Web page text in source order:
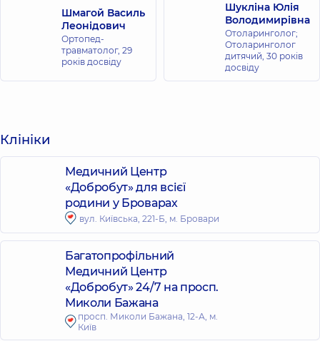
Шмагой Василь
Леонідович
Ортопед-
травматолог, 29
років досвіду
Шукліна Юлія
Володимирівна
Отоларинголог;
Отоларинголог
дитячий, 30 років
досвіду
Клініки
Медичний Центр
«Добробут» для всієї
родини у Броварах
вул. Київська, 221-Б, м. Бровари
Багатопрофільний
Медичний Центр
«Добробут» 24/7 на просп.
Миколи Бажана
просп. Миколи Бажана, 12-А, м.
Київ